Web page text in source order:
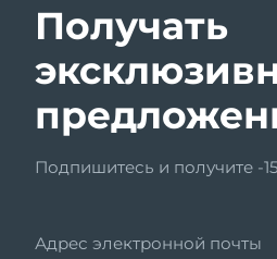
Получать
Подпишитесь и получите -
Адрес электронной почты